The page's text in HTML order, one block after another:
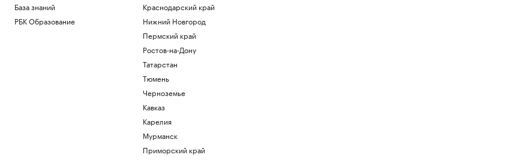
База знаний
РБК Образование
Краснодарский край
Нижний Новгород
Пермский край
Ростов-на-Дону
Татарстан
Тюмень
Черноземье
Кавказ
Карелия
Мурманск
Приморский край